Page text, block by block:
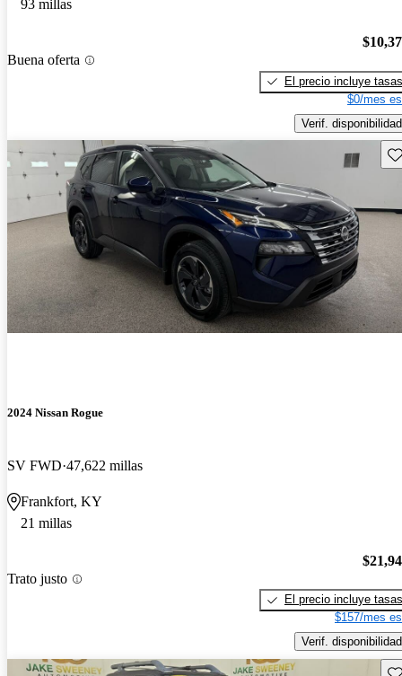
93 millas
Buena oferta
El precio incluye tasas
$0/mes
Verif. disponibilidad
2024 Nissan Rogue
SV FWD 47,622 millas
Frankfort, KY
21 millas
Trato justo
El precio incluye tasas
$157/mes
Verif. disponibilidad